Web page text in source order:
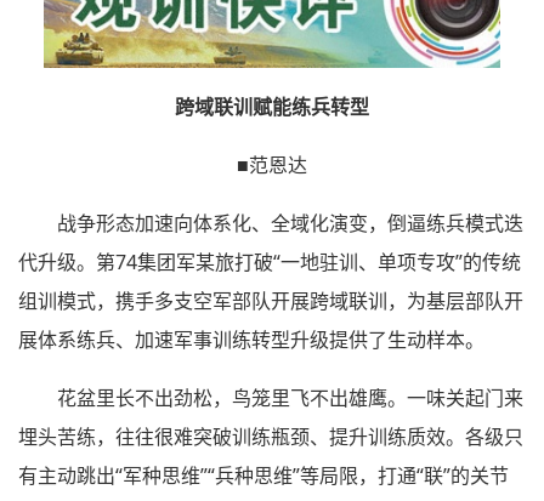
跨域联训赋能练兵转型
■范恩达
战争形态加速向体系化、全域化演变，倒逼练兵模式迭
代升级。第74集团军某旅打破“一地驻训、单项专攻”的传统
组训模式，携手多支空军部队开展跨域联训，为基层部队开
展体系练兵、加速军事训练转型升级提供了生动样本。
花盆里长不出劲松，鸟笼里飞不出雄鹰。一味关起门来
埋头苦练，往往很难突破训练瓶颈、提升训练质效。各级只
有主动跳出“军种思维”“兵种思维”等局限，打通“联”的关节